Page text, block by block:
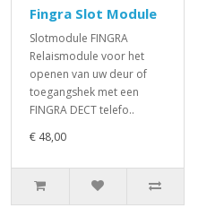
Fingra Slot Module
Slotmodule FINGRA
Relaismodule voor het
openen van uw deur of
toegangshek met een
FINGRA DECT telefo..
€ 48,00